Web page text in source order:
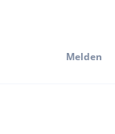
Melden